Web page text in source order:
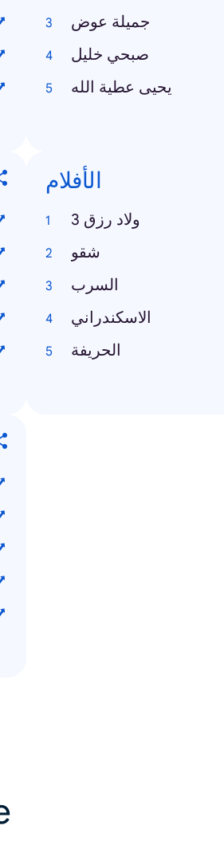
جميلة عوض
صبحي خليل
يحيى عطية الله
الأفلام
ولاد رزق 3
شقو
السرب
الاسكندراني
الحريفة